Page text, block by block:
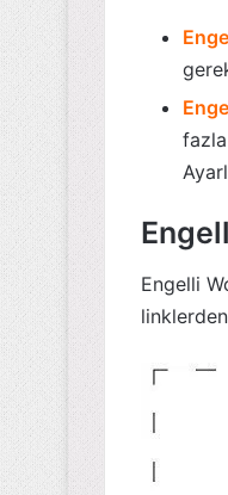
Engelli